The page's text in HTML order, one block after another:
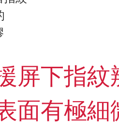
屏下指
面有極